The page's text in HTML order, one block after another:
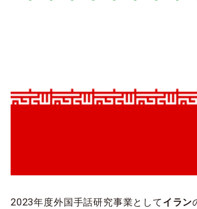
2023年度外国手話研究事業としてイラン